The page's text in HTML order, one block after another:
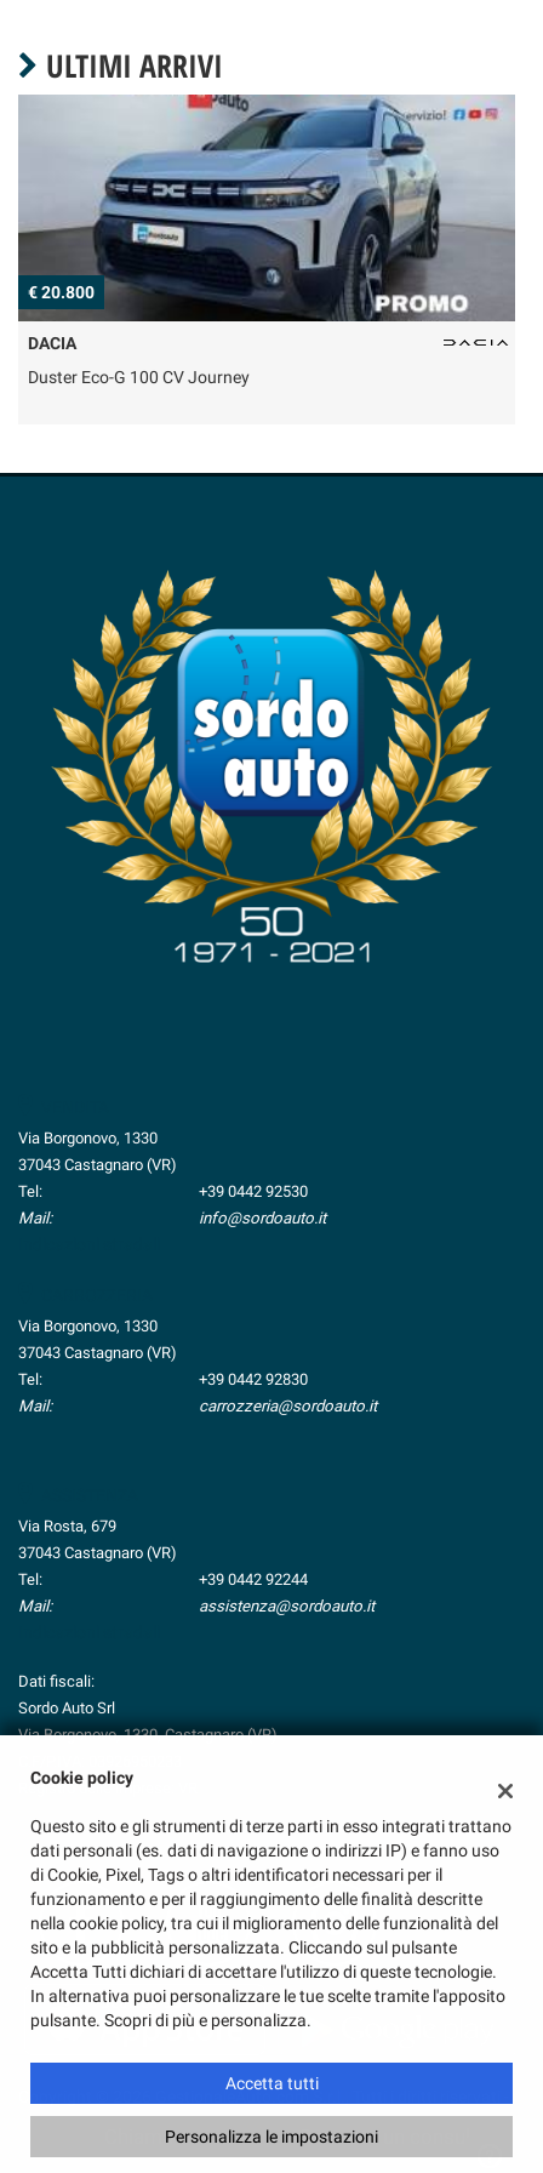
Chiama Contatta un consulente
ULTIMI ARRIVI
€ 20.800
DACIA
Duster Eco-G 100 CV Journey
Via Borgonovo, 1330
37043 Castagnaro (VR)
Tel:
+39 0442 92530
Mail:
info@sordoauto.it
Via Borgonovo, 1330
37043 Castagnaro (VR)
Tel:
+39 0442 92830
Mail:
carrozzeria@sordoauto.it
Via Rosta, 679
37043 Castagnaro (VR)
Tel:
+39 0442 92244
Mail:
assistenza@sordoauto.it
Dati fiscali:
Sordo Auto Srl
Via Borgonovo, 1330, Castagnaro (VR)
Registro delle imprese:
Leggi l'informativa sulla privacy-Cookie Policy
GestionaleAuto.com
Cookie policy
Questo sito e gli strumenti di terze parti in esso integrati trattano
dati personali (es. dati di navigazione o indirizzi IP) e fanno uso
di Cookie, Pixel, Tags o altri identificatori necessari per il
funzionamento e per il raggiungimento delle finalità descritte
nella cookie policy, tra cui il miglioramento delle funzionalità del
sito e la pubblicità personalizzata. Cliccando sul pulsante
Accetta Tutti dichiari di accettare l'utilizzo di queste tecnologie.
In alternativa puoi personalizzare le tue scelte tramite l'apposito
pulsante. Scopri di più e personalizza.
Accetta tutti
Personalizza le impostazioni